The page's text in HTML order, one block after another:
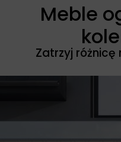
Meble
Zatrzyj